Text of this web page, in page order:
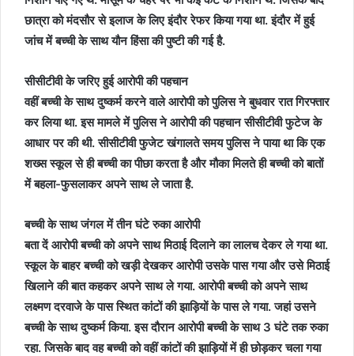
छात्रा को मंदसौर से इलाज के लिए इंदौर रेफर किया गया था. इंदौर में हुई
जांच में बच्ची के साथ यौन हिंसा की पुष्टी की गई है.
सीसीटीवी के जरिए हुई आरोपी की पहचान
वहीं बच्ची के साथ दुष्कर्म करने वाले आरोपी को पुलिस ने बुधवार रात गिरफ्तार
कर लिया था. इस मामले में पुलिस ने आरोपी की पहचान सीसीटीवी फुटेज के
आधार पर की थी. सीसीटीवी फुजेट खंगालते समय पुलिस ने पाया था कि एक
शख्स स्कूल से ही बच्ची का पीछा करता है और मौका मिलते ही बच्ची को बातों
में बहला-फुसलाकर अपने साथ ले जाता है.
बच्ची के साथ जंगल में तीन घंटे रुका आरोपी
बता दें आरोपी बच्ची को अपने साथ मिठाई दिलाने का लालच देकर ले गया था.
स्कूल के बाहर बच्ची को खड़ी देखकर आरोपी उसके पास गया और उसे मिठाई
खिलाने की बात कहकर अपने साथ ले गया. आरोपी बच्ची को अपने साथ
लक्ष्मण दरवाजे के पास स्थित कांटों की झाड़ियों के पास ले गया. जहां उसने
बच्ची के साथ दुष्कर्म किया. इस दौरान आरोपी बच्ची के साथ 3 घंटे तक रुका
रहा. जिसके बाद वह बच्ची को वहीं कांटों की झाड़ियों में ही छोड़कर चला गया